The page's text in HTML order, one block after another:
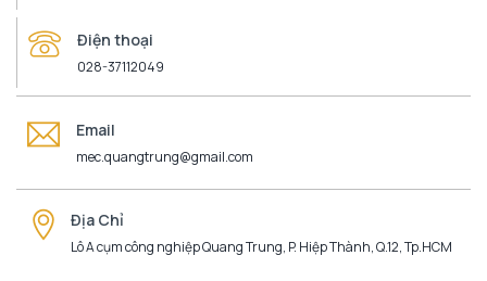
Điện thoại
028-37112049
Email
mec.quangtrung@gmail.com
Địa Chỉ
Lô A cụm công nghiệp Quang Trung, P. Hiệp Thành, Q.12, Tp.HCM